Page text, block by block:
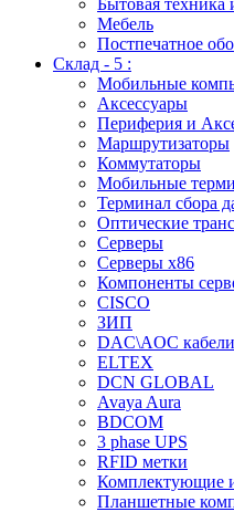
Бытовая техника
Мебель
Постпечатное
Склад - 5 :
Мобильные
Аксессуары
Периферия и
Маршрутизаторы
Коммутаторы
Мобильные
Терминал сбора
Оптические
Серверы
Серверы x86
Компоненты
CISCO
ЗИП
DAC\AOC кабели
ELTEX
DCN GLOBAL
Avaya Aura
BDCOM
3 phase UPS
RFID метки
Комплектующие
Планшетные